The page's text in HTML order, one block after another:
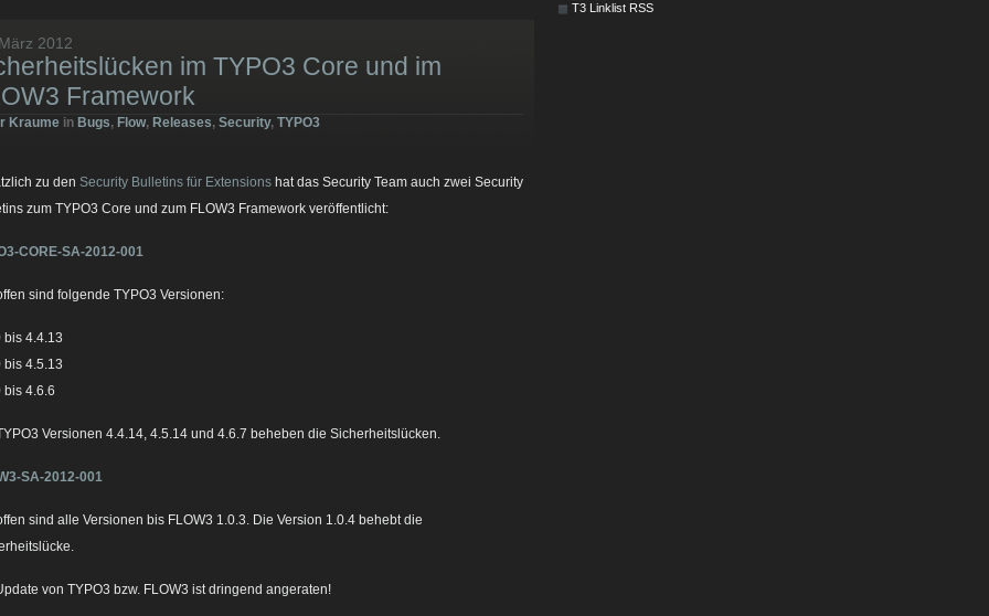
2012
im TYPO3 Core und im
Framework
Kraume in Bugs, Flow, Releases, Security, TYPO3
zu den Security Bulletins für Extensions hat das Security Team auch zwei Security
zum TYPO3 Core und zum FLOW3 Framework veröffentlicht:
CORE-SA-2012-001
sind folgende TYPO3 Versionen:
bis 4.4.13
bis 4.5.13
bis 4.6.6
Versionen 4.4.14, 4.5.14 und 4.6.7 beheben die Sicherheitslücken.
SA-2012-001
sind alle Versionen bis FLOW3 1.0.3. Die Version 1.0.4 behebt die
von TYPO3 bzw. FLOW3 ist dringend angeraten!
T3 Linklist RSS